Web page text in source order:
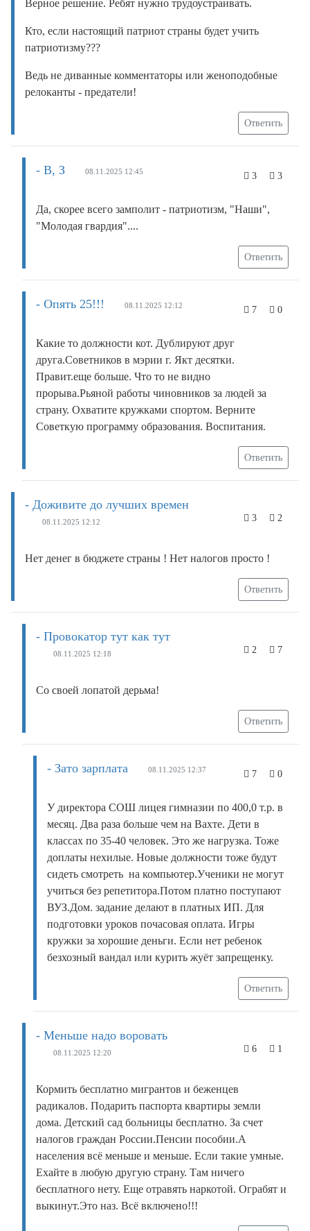
Верное решение. Ребят нужно трудоустраивать.
Кто, если настоящий патриот страны будет учить
патриотизму???
Ведь не диванные комментаторы или женоподобные
релоканты - предатели!
Ответить
- В, З 08.11.2025 12:45 3 3
Да, скорее всего замполит - патриотизм, "Наши",
"Молодая гвардия"....
Ответить
- Опять 25!!! 08.11.2025 12:12 7 0
Какие то должности кот. Дублируют друг
друга.Советников в мэрии г. Якт десятки.
Правит.еще больше. Что то не видно
прорыва.Рьяной работы чиновников за людей за
страну. Охватите кружками спортом. Верните
Советкую программу образования. Воспитания.
Ответить
- Доживите до лучших времен
08.11.2025 12:12 3 2
Нет денег в бюджете страны ! Нет налогов просто !
Ответить
- Провокатор тут как тут
08.11.2025 12:18 2 7
Со своей лопатой дерьма!
Ответить
- Зато зарплата 08.11.2025 12:37 7 0
У директора СОШ лицея гимназии по 400,0 т.р. в
месяц. Два раза больше чем на Вахте. Дети в
классах по 35-40 человек. Это же нагрузка. Тоже
доплаты нехилые. Новые должности тоже будут
сидеть смотреть на компьютер.Ученики не могут
учиться без репетитора.Потом платно поступают
ВУЗ.Дом. задание делают в платных ИП. Для
подготовки уроков почасовая оплата. Игры
кружки за хорошие деньги. Если нет ребенок
безхозный вандал или курить жуёт запрещенку.
Ответить
- Меньше надо воровать
08.11.2025 12:20 6 1
Кормить бесплатно мигрантов и беженцев
радикалов. Подарить паспорта квартиры земли
дома. Детский сад больницы бесплатно. За счет
налогов граждан России.Пенсии пособии.А
населения всё меньше и меньше. Если такие умные.
Ехайте в любую другую страну. Там ничего
бесплатного нету. Еще отравять наркотой. Ограбят и
выкинут.Это наз. Всё включено!!!